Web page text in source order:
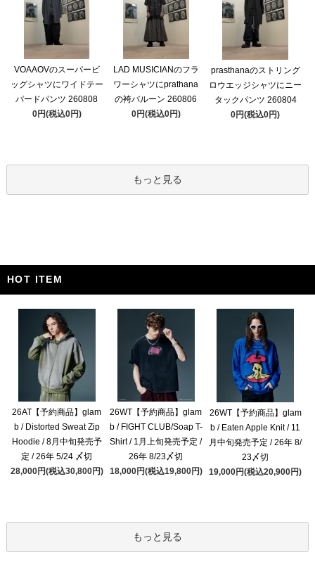
VOAAOVのスーパービ
ッグシャツにワイドテー
パードパンツ 260808
0円(税込0円)
LAD MUSICIANのフラ
ワーシャツにprathana
の袴バルーン 260806
0円(税込0円)
prasthanaのストリング
ロウエッジシャツにニー
タックパンツ 260804
0円(税込0円)
もっと見る
HOT ITEM
26AT【予約商品】glam
b / Distorted Sweat Zip
Hoodie / 8月中旬発売予
定 / 26年 5/24 〆切
28,000円(税込30,800円)
26WT【予約商品】glam
b / FIGHT CLUB/Soap T-
Shirt / 1月上旬発売予定 /
26年 8/23〆切
18,000円(税込19,800円)
26WT【予約商品】glam
b / Eaten Apple Knit / 11
月中旬発売予定 / 26年 8/
23〆切
19,000円(税込20,900円)
もっと見る